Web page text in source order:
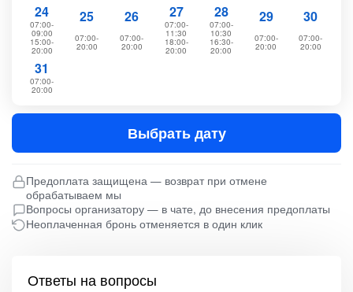
24
07:00-
09:00
15:00-
20:00
25
07:00-
20:00
26
07:00-
20:00
27
07:00-
11:30
18:00-
20:00
28
07:00-
10:30
16:30-
20:00
29
07:00-
20:00
30
07:00-
20:00
31
07:00-
20:00
Выбрать дату
Предоплата защищена — возврат при отмене
обрабатываем мы
Вопросы организатору — в чате, до внесения предоплаты
Неоплаченная бронь отменяется в один клик
Ответы на вопросы